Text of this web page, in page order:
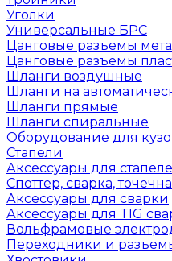
Уголки
Универсальные БРС
Цанговые разъемы
Цанговые разъемы
Шланги воздушные
Шланги на
Шланги прямые
Шланги спиральные
Оборудование для
Стапели
Аксессуары для
Споттер, сварка,
Аксессуары для сварки
Аксессуары для TIG
Вольфрамовые
Переходники и